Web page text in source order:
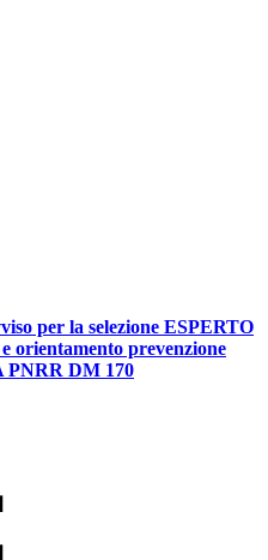
per la selezione ESPERTO
orientamento prevenzione
PNRR DM 170